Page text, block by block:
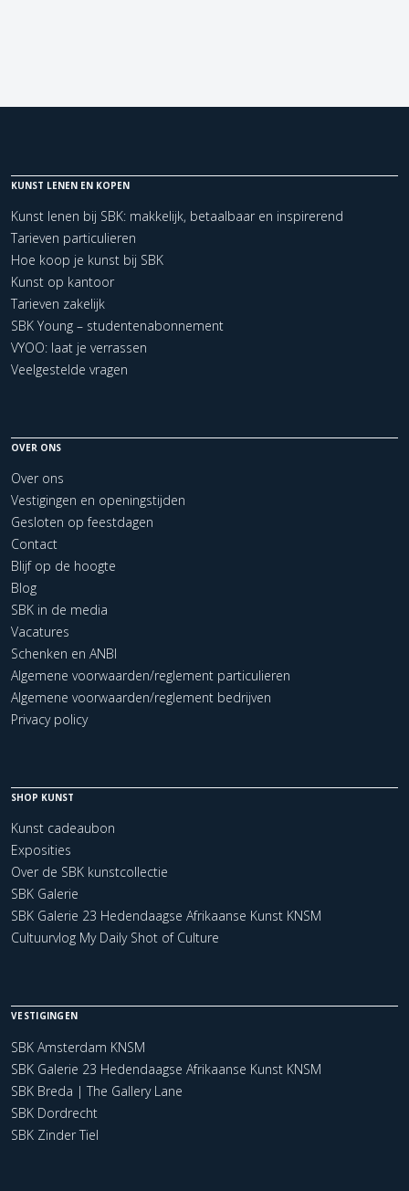
KUNST LENEN EN KOPEN
Kunst lenen bij SBK: makkelijk, betaalbaar en inspirerend
Tarieven particulieren
Hoe koop je kunst bij SBK
Kunst op kantoor
Tarieven zakelijk
SBK Young – studentenabonnement
VYOO: laat je verrassen
Veelgestelde vragen
OVER ONS
Over ons
Vestigingen en openingstijden
Gesloten op feestdagen
Contact
Blijf op de hoogte
Blog
SBK in de media
Vacatures
Schenken en ANBI
Algemene voorwaarden/reglement particulieren
Algemene voorwaarden/reglement bedrijven
Privacy policy
SHOP KUNST
Kunst cadeaubon
Exposities
Over de SBK kunstcollectie
SBK Galerie
SBK Galerie 23 Hedendaagse Afrikaanse Kunst KNSM
Cultuurvlog My Daily Shot of Culture
VESTIGINGEN
SBK Amsterdam KNSM
SBK Galerie 23 Hedendaagse Afrikaanse Kunst KNSM
SBK Breda | The Gallery Lane
SBK Dordrecht
SBK Zinder Tiel